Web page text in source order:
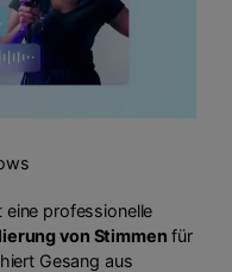
eine professionelle
von Stimmen für
Gesang aus